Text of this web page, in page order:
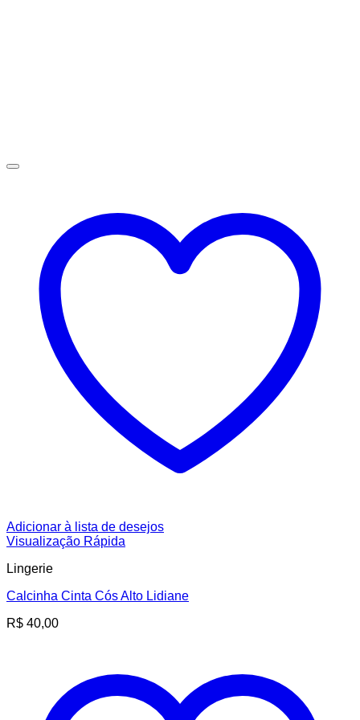
Adicionar à lista de desejos
Visualização Rápida
Lingerie
Calcinha Cinta Cós Alto Lidiane
R$ 40,00